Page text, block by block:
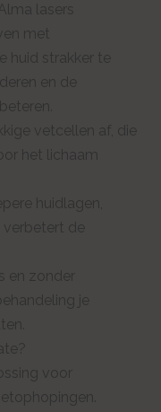
lasers
met
strakker te
en de
vetcellen af, die
het lichaam
huidlagen,
de
en zonder
je
voor